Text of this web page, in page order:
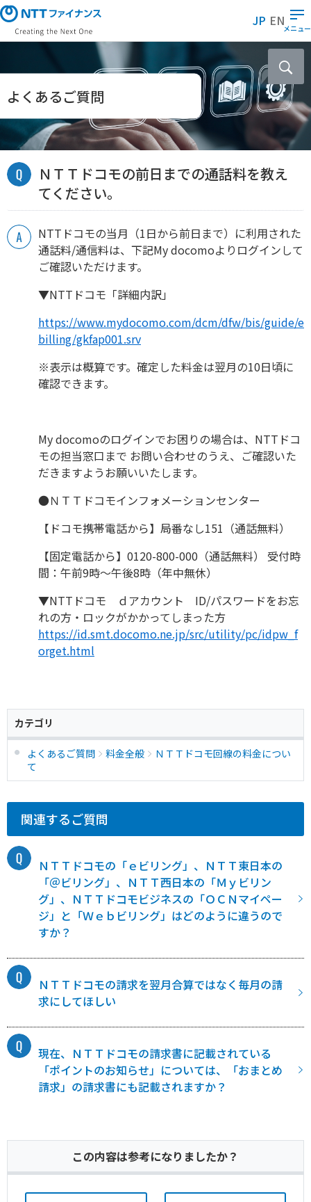
メ
イ
ン
ン
ン
ツ
キ
プ
JP ENメニュー
よくあるご質問
ＮＴＴドコモの前日までの通話料を教え
てください。
NTTドコモの当月（1日から前日まで）に利用された
通話料/通信料は、下記My docomoよりログインして
ご確認いただけます。
▼NTTドコモ「詳細内訳」
https://www.mydocomo.com/dcm/dfw/bis/guide/e
billing/gkfap001.srv
※表示は概算です。確定した料金は翌月の10日頃に
確認できます。
My docomoのログインでお困りの場合は、NTTドコ
モの担当窓口まで お問い合わせのうえ、ご確認いた
だきますようお願いいたします。
●ＮＴＴドコモインフォメーションセンター
【ドコモ携帯電話から】局番なし151（通話無料）
【固定電話から】0120-800-000（通話無料） 受付時
間：午前9時～午後8時（年中無休）
▼NTTドコモ ｄアカウント ID/パスワードをお忘
れの方・ロックがかかってしまった方
https://id.smt.docomo.ne.jp/src/utility/pc/idpw_f
orget.html
カテゴリ
よくあるご質問 料金全般
ＮＴＴドコモ回線の料金につい
て
関連するご質問
ＮＴＴドコモの「ｅビリング」、ＮＴＴ東日本の
「＠ビリング」、ＮＴＴ西日本の「Ｍｙビリン
グ」、ＮＴＴドコモビジネスの「ＯＣＮマイペー
ジ」と「Ｗｅｂビリング」はどのように違うので
すか？
ＮＴＴドコモの請求を翌月合算ではなく毎月の請
求にしてほしい
現在、ＮＴＴドコモの請求書に記載されている
「ポイントのお知らせ」については、「おまとめ
請求」の請求書にも記載されますか？
この内容は参考になりましたか？